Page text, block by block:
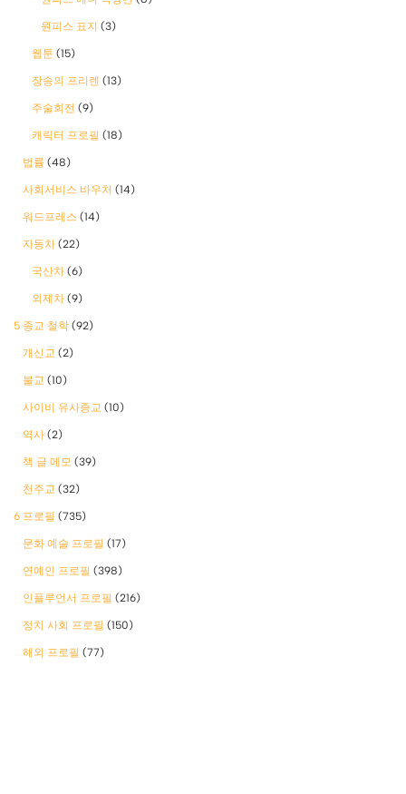
원피스 표지 (3)
웹툰 (15)
장송의 프리렌 (13)
주술회전 (9)
캐릭터 프로필 (18)
법률 (48)
사회서비스 바우처 (14)
워드프레스 (14)
자동차 (22)
국산차 (6)
외제차 (9)
5 종교 철학 (92)
개신교 (2)
불교 (10)
사이비 유사종교 (10)
역사 (2)
책 글 메모 (39)
천주교 (32)
6 프로필 (735)
문화 예술 프로필 (17)
연예인 프로필 (398)
인플루언서 프로필 (216)
정치 사회 프로필 (150)
해외 프로필 (77)